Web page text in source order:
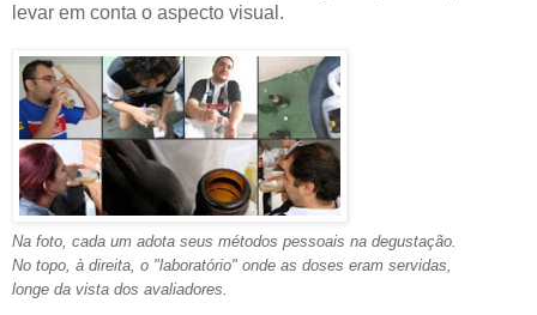
levar em conta o aspecto visual.
Na foto, cada um adota seus métodos pessoais na degustação.
No topo, à direita, o "laboratório" onde as doses eram servidas,
longe da vista dos avaliadores.